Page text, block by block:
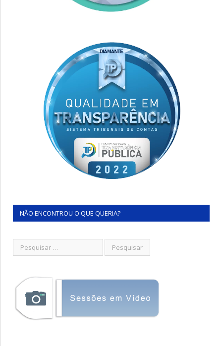
NÃO ENCONTROU O QUE QUERIA?